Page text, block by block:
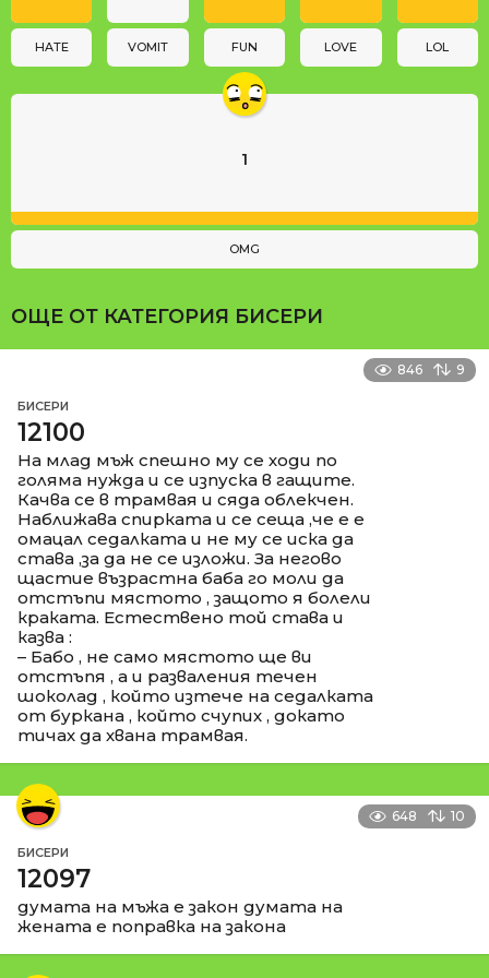
o
HATE VOMIT FUN LOVE LOL
1
OMG
ОЩЕ ОТ КАТЕГОРИЯ БИСЕРИ
846 9
БИСЕРИ
12100
На млад мъж спешно му се ходи по
голяма нужда и се изпуска в гащите.
Качва се в трамвая и сяда облекчен.
Наближава спирката и се сеща ,че е е
омацал седалката и не му се иска да
става ,за да не се изложи. За негово
щастие възрастна баба го моли да
отстъпи мястото , защото я болели
краката. Естествено той става и
казва :
– Бабо , не само мястото ще ви
отстъпя , а и разваления течен
шоколад , който изтече на седалката
от буркана , който счупих , докато
тичах да хвана трамвая.
648 10
БИСЕРИ
12097
думата на мъжа е закон думата на
жената е поправка на закона